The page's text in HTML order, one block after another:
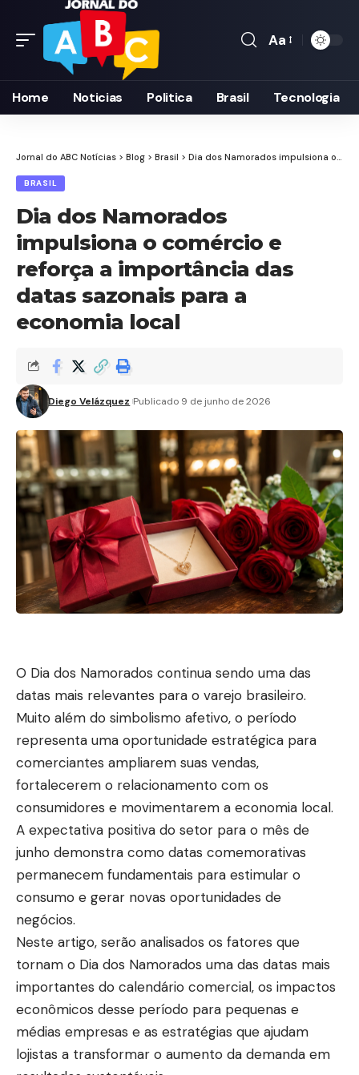
Font
Aa
Home Noticias Politica Brasil Tecnologia
Jornal do ABC Notícias > Blog > Brasil > Dia dos Namorados impulsiona o comércio e reforça a importância das datas sazonais para a economia local
BRASIL
Dia dos Namorados
impulsiona o comércio e
reforça a importância das
datas sazonais para a
economia local
Diego Velázquez Publicado 9 de junho de 2026
O Dia dos Namorados continua sendo uma das
datas mais relevantes para o varejo brasileiro.
Muito além do simbolismo afetivo, o período
representa uma oportunidade estratégica para
comerciantes ampliarem suas vendas,
fortalecerem o relacionamento com os
consumidores e movimentarem a economia local.
A expectativa positiva do setor para o mês de
junho demonstra como datas comemorativas
permanecem fundamentais para estimular o
consumo e gerar novas oportunidades de
negócios.
Neste artigo, serão analisados os fatores que
tornam o Dia dos Namorados uma das datas mais
importantes do calendário comercial, os impactos
econômicos desse período para pequenas e
médias empresas e as estratégias que ajudam
lojistas a transformar o aumento da demanda em